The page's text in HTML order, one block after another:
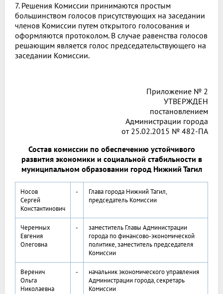
7. Решения Комиссии принимаются простым
большинством голосов присутствующих на заседании
членов Комиссии путем открытого голосования и
оформляются протоколом. В случае равенства голосов
решающим является голос председательствующего на
заседании Комиссии.
Приложение № 2
УТВЕРЖДЕН
постановлением
Администрации города
от 25.02.2015 № 482-ПА
Состав комиссии по обеспечению устойчивого
развития экономики и социальной стабильности в
муниципальном образовании город Нижний Тагил
Носов
Сергей
Константинович
-
Глава города Нижний Тагил,
председатель Комиссии
Черемных
Евгения
Олеговна
-
заместитель Главы Администрации
города по финансово-экономической
политике, заместитель председателя
Комиссии
Веренич
Ольга
Николаевна
-
начальник экономического управления
Администрации города, секретарь
Комиссии